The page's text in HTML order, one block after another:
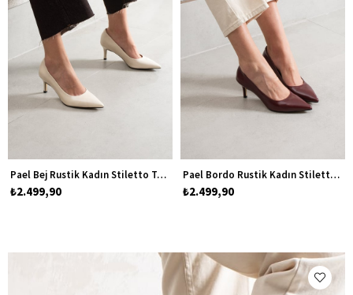
Pael Bej Rustik Kadın Stiletto Topuklu Ayakkabı
₺2.499,90
Pael Bordo Rustik Kadın Stiletto Topuklu Ayakkabı
₺2.499,90